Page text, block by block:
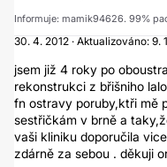
Informuje: mamik94626. 99%
30. 4. 2012 · Aktualizováno: 9.
jsem již 4 roky po
rekonstrukci z břišniho
fn ostravy poruby,ktři mě
sestřičkám v brně a
vaši kliniku doporučila
zdárně za sebou . děkuji